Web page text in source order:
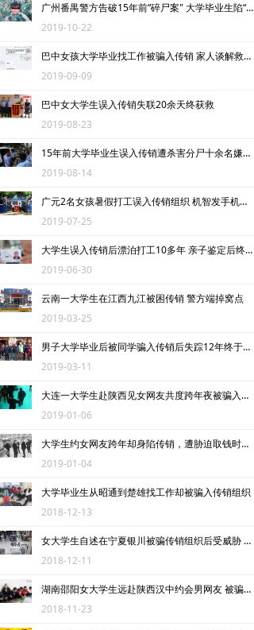
传销骗术
传销案例
揭秘传销
专家论点
法律法规
相关处罚
反传销问答
直销与传销详解
广州番禺警方告破15年前“碎尸案" 大学毕业生陷“恒天”传销被害
2019-10-22
巴中女孩大学毕业找工作被骗入传销 家人谈解救过程称心惊肉跳
2019-09-09
巴中女大学生误入传销失联20余天终获救
2019-08-23
15年前大学毕业生误入传销遭杀害分尸十余名嫌犯现受审
2019-08-14
广元2名女孩暑假打工误入传销组织 机智发手机定位获救
2019-07-25
大学生误入传销后漂泊打工10多年 亲子鉴定后终于告别“黑户”
2019-06-30
云南一大学生在江西九江被困传销 警方端掉窝点
2019-03-25
男子大学毕业后被同学骗入传销后失踪12年终于回家
2019-03-11
大连一大学生赴陕西见女网友共度跨年夜被骗入传销组织
2019-01-06
大学生约女网友跨年却身陷传销，遭胁迫取钱时求助被解救
2019-01-04
大学毕业生从昭通到楚雄找工作却被骗入传销组织
2018-12-13
女大学生自述在宁夏银川被骗传销组织后受威胁 被迫骗网友加入
2018-12-11
湖南邵阳女大学生远赴陕西汉中约会男网友 被骗入传销组织遭控制
2018-11-23